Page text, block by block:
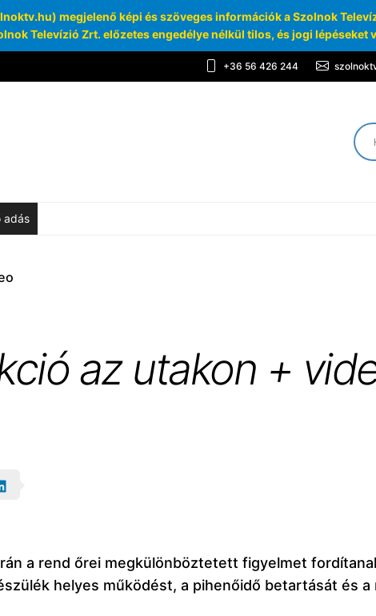
megjelenő képi és szöveges információk a Szolnok
Televízió Zrt. előzetes engedélye nélkül tilos, és jogi lépéseket
+36 56 426 244
adás
az utakon +
a rend őrei megkülönböztetett figyelmet
helyes működést, a pihenőidő betartását és